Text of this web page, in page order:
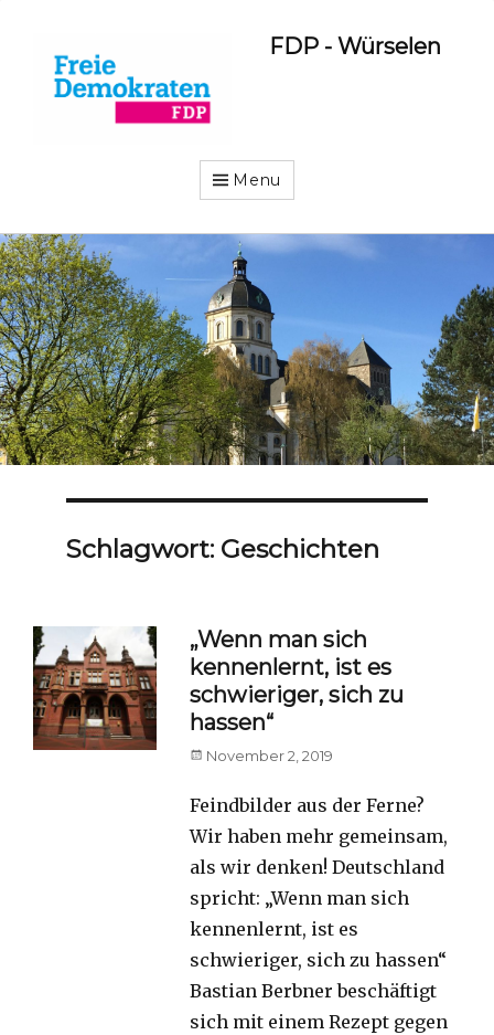
FDP - Würselen
Menu
Schlagwort: Geschichten
„Wenn man sich
kennenlernt, ist es
schwieriger, sich zu
hassen“
Posted
November 2, 2019
Feindbilder aus der Ferne?
Wir haben mehr gemeinsam,
als wir denken! Deutschland
spricht: „Wenn man sich
kennenlernt, ist es
schwieriger, sich zu hassen“
Bastian Berbner beschäftigt
sich mit einem Rezept gegen